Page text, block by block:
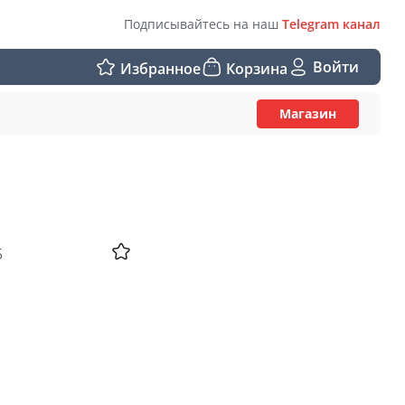
Подписывайтесь на наш Telegram канал
Избранное Корзина Войти
Магазин